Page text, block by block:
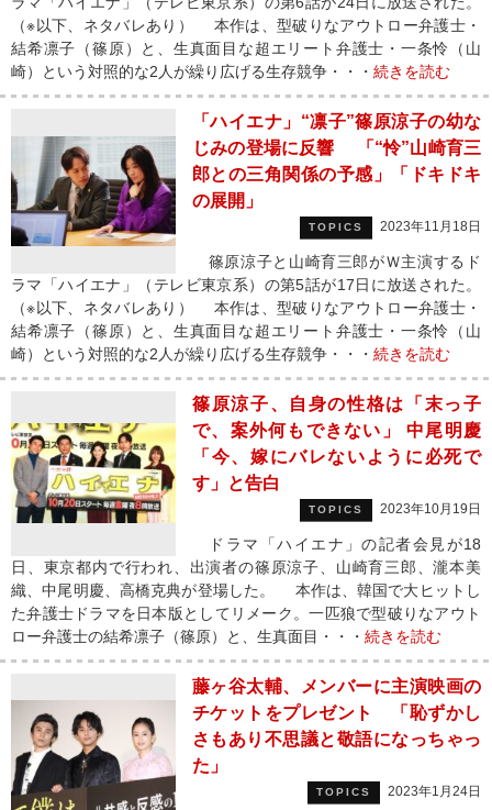
（※以下、ネタバレあり） 本作は、型破りなアウトロー弁護士・
結希凛子（篠原）と、生真面目な超エリート弁護士・一条怜（山
崎）という対照的な2人が繰り広げる生存競争・・・ 続きを読む
「ハイエナ」“凛子”篠原涼子の幼な
じみの登場に反響 「“怜”山崎育三
郎との三角関係の予感」「ドキドキ
の展開」
TOPICS 2023年11月18日
篠原涼子と山崎育三郎がＷ主演するド
ラマ「ハイエナ」（テレビ東京系）の第5話が17日に放送された。
（※以下、ネタバレあり） 本作は、型破りなアウトロー弁護士・
結希凛子（篠原）と、生真面目な超エリート弁護士・一条怜（山
崎）という対照的な2人が繰り広げる生存競争・・・ 続きを読む
篠原涼子、自身の性格は「末っ子
で、案外何もできない」 中尾明慶
「今、嫁にバレないように必死で
す」と告白
TOPICS 2023年10月19日
ドラマ「ハイエナ」の記者会見が18
日、東京都内で行われ、出演者の篠原涼子、山崎育三郎、瀧本美
織、中尾明慶、高橋克典が登場した。 本作は、韓国で大ヒットし
た弁護士ドラマを日本版としてリメーク。一匹狼で型破りなアウト
ロー弁護士の結希凛子（篠原）と、生真面目・・・ 続きを読む
藤ヶ谷太輔、メンバーに主演映画の
チケットをプレゼント 「恥ずかし
さもあり不思議と敬語になっちゃっ
た」
TOPICS 2023年1月24日